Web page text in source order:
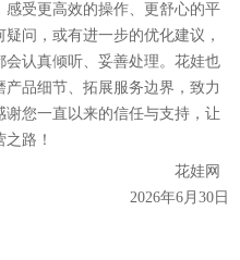
受更高效的操作、更舒心的平
问，或有进一步的优化建议，
认真倾听、妥善处理。花娃也
品细节、拓展服务边界，致力
您一直以来的信任与支持，让
路！
花娃网
2026年6月30日